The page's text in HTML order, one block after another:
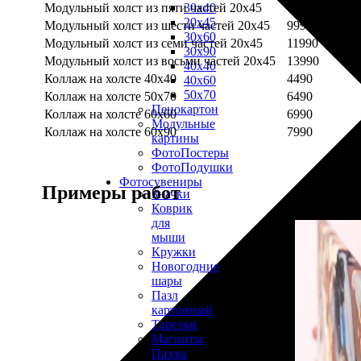
30х40
20х45
30х60
30х90
40х40
40х60
50х70
Пенокартон
Модульные
картины
ФотоПостеры
ФотоПодушки
Фотоcувениры
Значки
Коврик
для
мыши
Кружки
Новогодние
шары
Пазл
картонный
Тарелки
Магниты
Пазлы
Модульный холст из пяти частей 20х45
7990
Модульный холст из шести частей 20х45
9990
Модульный холст из семи частей 20х45
11990
Модульный холст из восьми частей 20х45
13990
Коллаж на холсте 40х40
4490
Коллаж на холсте 50х70
6490
Коллаж на холсте 60х60
6990
Коллаж на холсте 60х90
7990
Примеры работ